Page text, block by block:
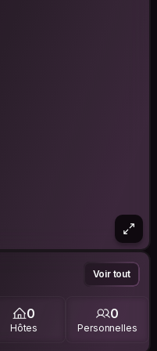
Voir tout
0
Hôtes
0
Personnelles